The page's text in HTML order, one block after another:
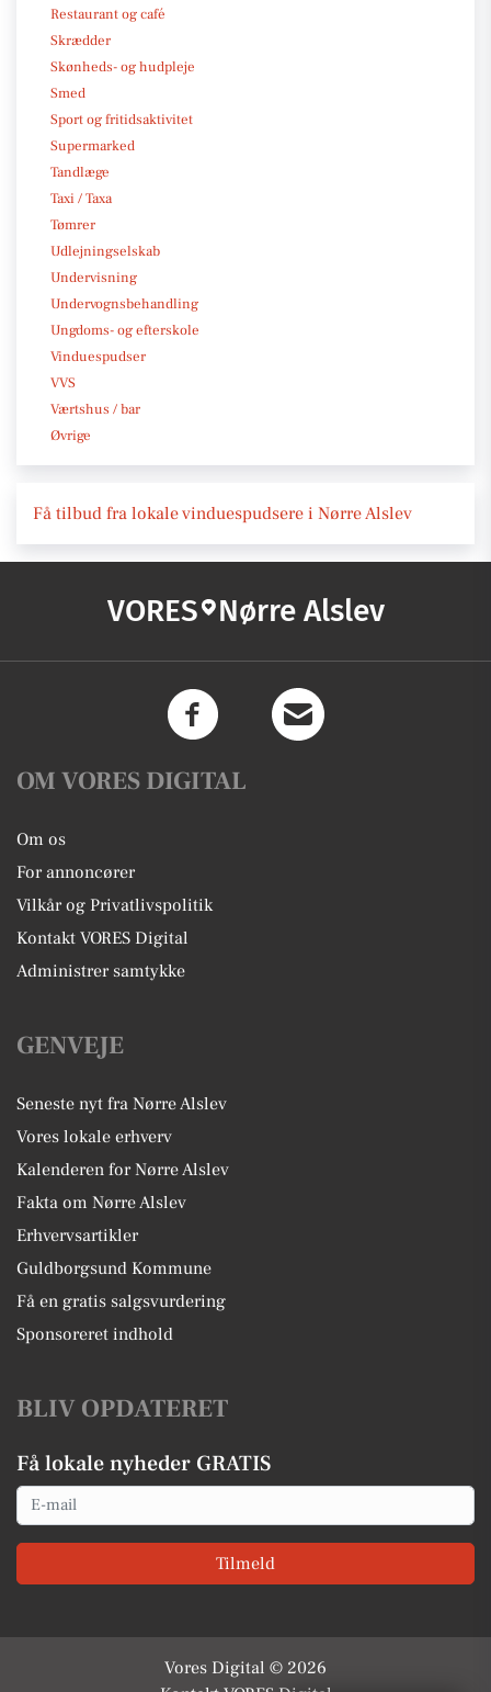
Restaurant og café
Skrædder
Skønheds- og hudpleje
Smed
Sport og fritidsaktivitet
Supermarked
Tandlæge
Taxi / Taxa
Tømrer
Udlejningselskab
Undervisning
Undervognsbehandling
Ungdoms- og efterskole
Vinduespudser
VVS
Værtshus / bar
Øvrige
Få tilbud fra lokale vinduespudsere i Nørre Alslev
VORES Nørre Alslev
OM VORES DIGITAL
Om os
For annoncører
Vilkår og Privatlivspolitik
Kontakt VORES Digital
Administrer samtykke
GENVEJE
Seneste nyt fra Nørre Alslev
Vores lokale erhverv
Kalenderen for Nørre Alslev
Fakta om Nørre Alslev
Erhvervsartikler
Guldborgsund Kommune
Få en gratis salgsvurdering
Sponsoreret indhold
BLIV OPDATERET
Få lokale nyheder GRATIS
Email
Tilmeld
Vores Digital © 2026